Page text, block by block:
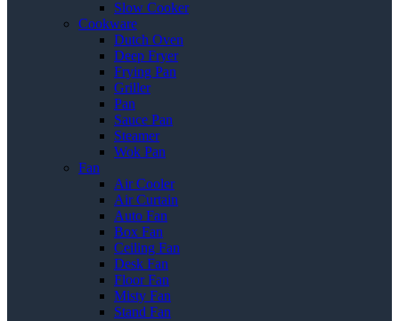
Slow Cooker
Cookware
Dutch Oven
Deep Fryer
Frying Pan
Griller
Pan
Sauce Pan
Steamer
Wok Pan
Fan
Air Cooler
Air Curtain
Auto Fan
Box Fan
Ceiling Fan
Desk Fan
Floor Fan
Misty Fan
Stand Fan